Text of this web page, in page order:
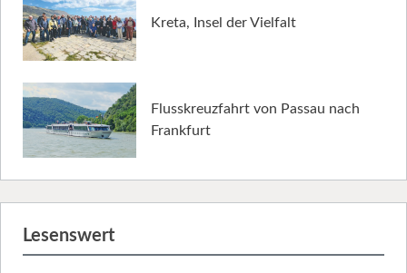
Kreta, Insel der Vielfalt
Flusskreuzfahrt von Passau nach
Frankfurt
Lesenswert